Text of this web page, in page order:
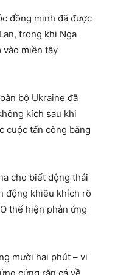
đồng minh đã được
trong khi Nga
vào miền tây
bộ Ukraine đã
kích sau khi
cuộc tấn công bằng
cho biết động thái
động khiêu khích rõ
thể hiện phản ứng
mười hai phút – vi